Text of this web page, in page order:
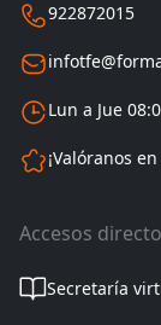
922872015
Lun a Jue
¡Valóranos
Accesos
Secretaría